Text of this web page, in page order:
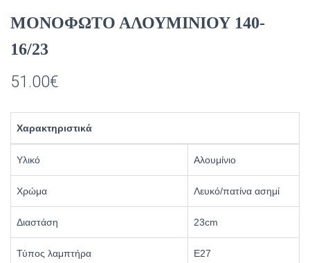
ΜΟΝΟΦΩΤΟ ΑΛΟΥΜΙΝΙΟΥ 140-
16/23
51.00€
Χαρακτηριστικά
Υλικό Αλουμίνιο
Χρώμα Λευκό/πατίνα ασημί
Διαστάση 23cm
Τύπος λαμπτήρα Ε27